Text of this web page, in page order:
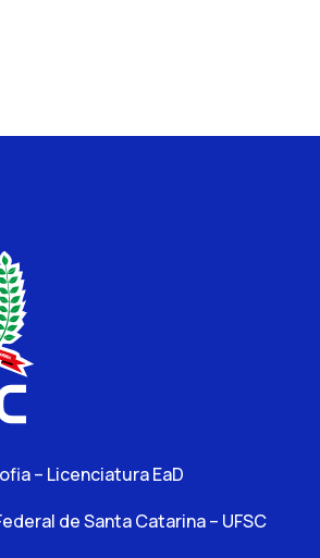
– Licenciatura EaD
de Santa Catarina – UFSC